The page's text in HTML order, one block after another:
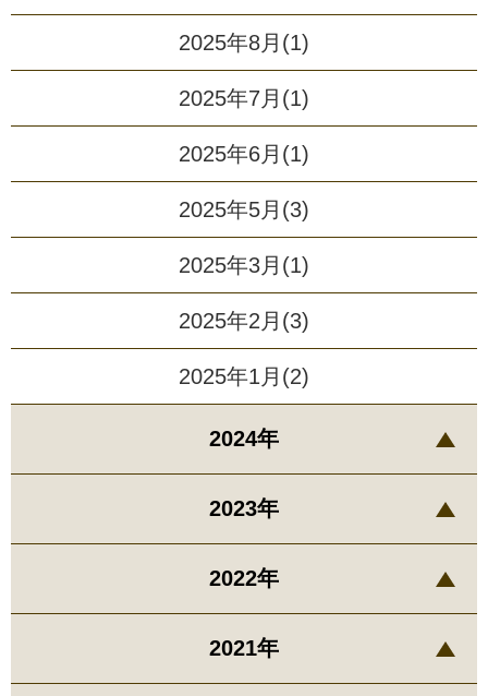
2025年8月(1)
2025年7月(1)
2025年6月(1)
2025年5月(3)
2025年3月(1)
2025年2月(3)
2025年1月(2)
2024年
2023年
2022年
2021年